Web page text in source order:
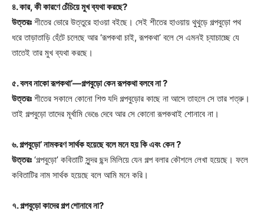
৪. কার, কী কারণে চেঁচিয়ে মুখ ব্যথা করছে?
উত্তরঃ শীতের ভোরে উত্তুরে হাওয়া বইছে। সেই শীতের হাওয়ায় থুথুড়ে গল্পবুড়ো পথ
ধরে তাড়াতাড়ি হেঁটে চলেছে আর ‘রূপকথা চাই, রূপকথা’ বলে সে এমনই চ্যাচাচ্ছে যে
তাতেই তার মুখ ব্যথা করছে।
৫. বলব নাকো রূপকথা’—গল্পবুড়ো কেন রূপকথা বলবে না ?
উত্তরঃ শীতের সকালে কোনো শিশু যদি গল্পবুড়োর কাছে না আসে তাহলে সে তার শত্রু।
তাই গল্পবুড়ো তাদের মূর্খামি ভেঙে দেবে আর সে কোনো রূপকথাই শোনাবে না।
৬. গল্পবুড়ো’ নামকরণ সার্থক হয়েছে বলে মনে হয় কি এবং কেন ?
উত্তরঃ ‘গল্পবুড়ো’ কবিতাটি সুন্দর ছন্দ মিলিয়ে যেন গল্প বলার কৌশলে লেখা হয়েছে। ফলে
কবিতাটির নাম সার্থক হয়েছে বলে আমি মনে করি।
৭. গল্পবুড়ো কাদের গল্প শোনাবে না?